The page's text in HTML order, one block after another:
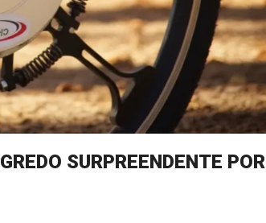
SURPREENDENTE POR